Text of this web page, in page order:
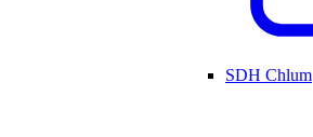
SDH Chlum